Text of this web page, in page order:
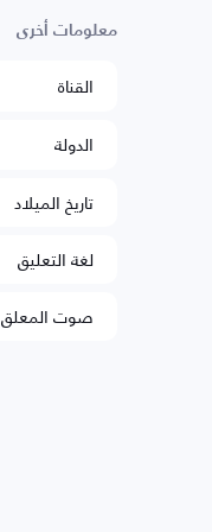
معلومات أخرى
القناة
الدولة
تاريخ الميلاد
لغة التعليق
صوت المعلق